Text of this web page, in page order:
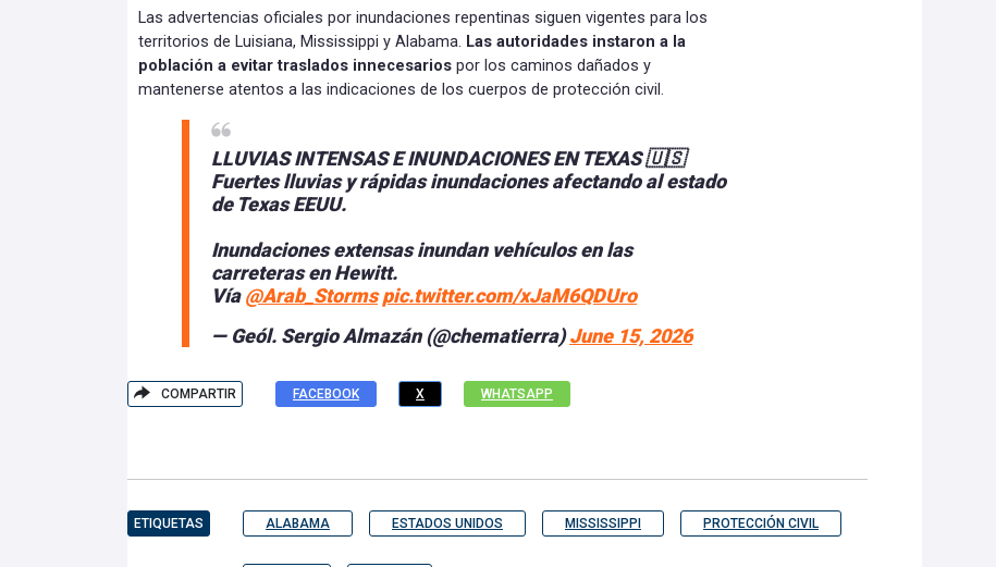
Las advertencias oficiales por inundaciones repentinas siguen vigentes para los
territorios de Luisiana, Mississippi y Alabama. Las autoridades instaron a la
población a evitar traslados innecesarios por los caminos dañados y
mantenerse atentos a las indicaciones de los cuerpos de protección civil.
LLUVIAS INTENSAS E INUNDACIONES EN TEXAS 🇺🇸
Fuertes lluvias y rápidas inundaciones afectando al estado
de Texas EEUU.
Inundaciones extensas inundan vehículos en las
carreteras en Hewitt.
Vía@Arab_Storms pic.twitter.com/xJaM6QDUro
— Geól. Sergio Almazán (@chematierra)June 15, 2026
COMPARTIR FACEBOOK X WHATSAPP
ETIQUETAS ALABAMA ESTADOS UNIDOS MISSISSIPPI PROTECCIÓN CIVIL